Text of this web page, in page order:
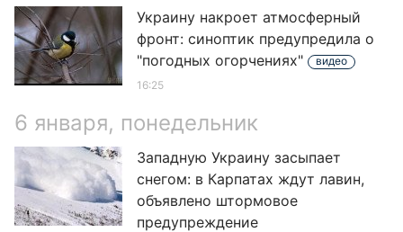
Украину накроет атмосферный
фронт: синоптик предупредила о
"погодных огорчениях"
видео
16:25
6 января, понедельник
Западную Украину засыпает
снегом: в Карпатах ждут лавин,
объявлено штормовое
предупреждение